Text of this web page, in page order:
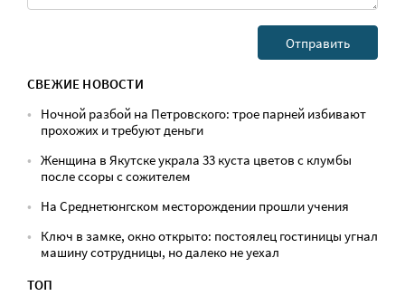
СВЕЖИЕ НОВОСТИ
Ночной разбой на Петровского: трое парней избивают
прохожих и требуют деньги
Женщина в Якутске украла 33 куста цветов с клумбы
после ссоры с сожителем
На Среднетюнгском месторождении прошли учения
Ключ в замке, окно открыто: постоялец гостиницы угнал
машину сотрудницы, но далеко не уехал
ТОП